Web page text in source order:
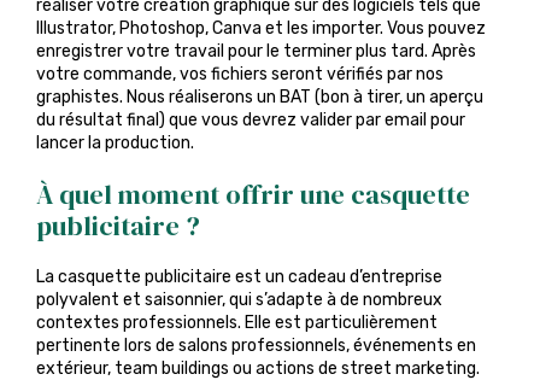
réaliser votre création graphique sur des logiciels tels que
Illustrator, Photoshop, Canva et les importer. Vous pouvez
enregistrer votre travail pour le terminer plus tard. Après
votre commande, vos fichiers seront vérifiés par nos
graphistes. Nous réaliserons un BAT (bon à tirer, un aperçu
du résultat final) que vous devrez valider par email pour
lancer la production.
À quel moment offrir une casquette
publicitaire ?
La casquette publicitaire est un cadeau d’entreprise
polyvalent et saisonnier, qui s’adapte à de nombreux
contextes professionnels. Elle est particulièrement
pertinente lors de salons professionnels, événements en
extérieur, team buildings ou actions de street marketing.